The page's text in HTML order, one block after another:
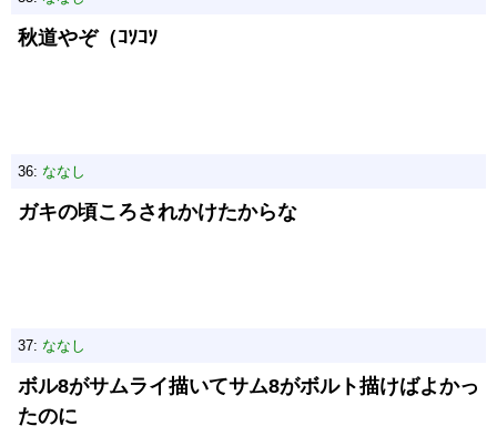
秋道やぞ（ｺｿｺｿ
36: ななし
ガキの頃ころされかけたからな
37: ななし
ボル8がサムライ描いてサム8がボルト描けばよかっ
たのに